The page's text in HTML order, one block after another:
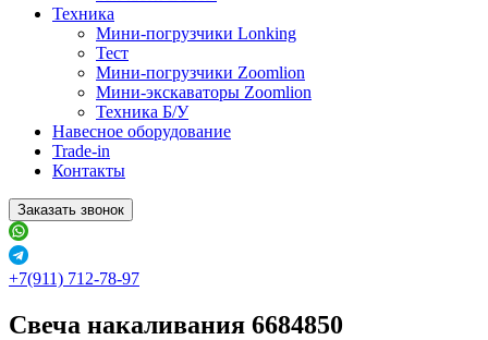
Техника
Мини-погрузчики Lonking
Тест
Мини-погрузчики Zoomlion
Мини-экскаваторы Zoomlion
Техника Б/У
Навесное оборудование
Trade-in
Контакты
Заказать звонок
+7(911) 712-78-97
Свеча накаливания 6684850